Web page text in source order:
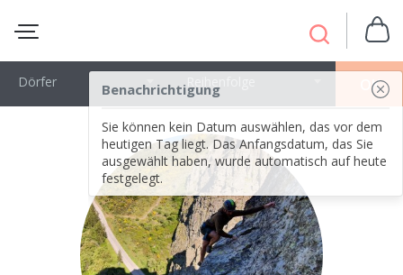
Benachrichtigung
Sie können kein Datum auswählen, das vor dem
heutigen Tag liegt. Das Anfangsdatum, das Sie
ausgewählt haben, wurde automatisch auf heute
festgelegt.
OK
Dörfer